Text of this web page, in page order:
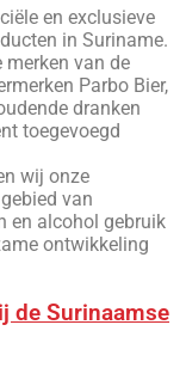
en exclusieve
in Suriname.
van de
Parbo Bier,
dranken
toegevoegd
wij onze
van
en alcohol gebruik
ontwikkeling
de Surinaamse